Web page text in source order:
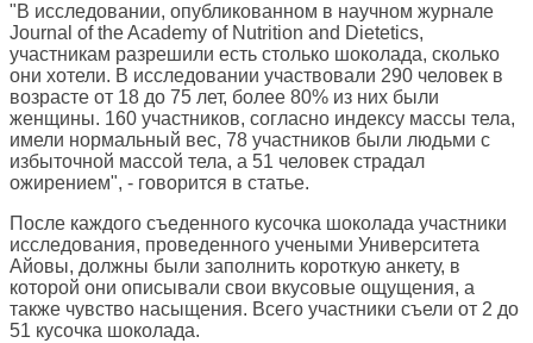
"В исследовании, опубликованном в научном журнале
Journal of the Academy of Nutrition and Dietetics,
участникам разрешили есть столько шоколада, сколько
они хотели. В исследовании участвовали 290 человек в
возрасте от 18 до 75 лет, более 80% из них были
женщины. 160 участников, согласно индексу массы тела,
имели нормальный вес, 78 участников были людьми с
избыточной массой тела, а 51 человек страдал
ожирением", - говорится в статье.
После каждого съеденного кусочка шоколада участники
исследования, проведенного учеными Университета
Айовы, должны были заполнить короткую анкету, в
которой они описывали свои вкусовые ощущения, а
также чувство насыщения. Всего участники съели от 2 до
51 кусочка шоколада.